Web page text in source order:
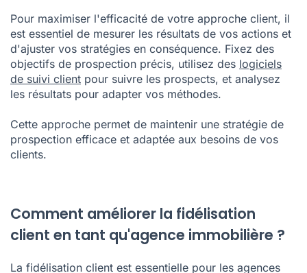
Pour maximiser l'efficacité de votre approche client, il
est essentiel de mesurer les résultats de vos actions et
d'ajuster vos stratégies en conséquence. Fixez des
objectifs de prospection précis, utilisez des logiciels
de suivi client pour suivre les prospects, et analysez
les résultats pour adapter vos méthodes.
Cette approche permet de maintenir une stratégie de
prospection efficace et adaptée aux besoins de vos
clients.
Comment améliorer la fidélisation
client en tant qu'agence immobilière ?
La fidélisation client est essentielle pour les agences